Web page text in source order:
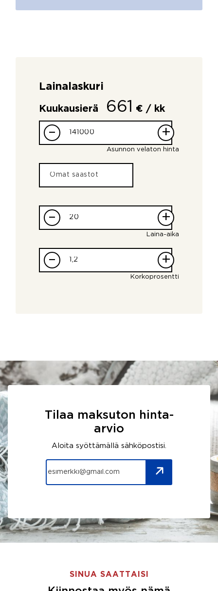
Lainalaskuri
Kuukausierä 661 € / kk
– +
Asunnon velaton hinta
– +
Laina-aika
– +
Korkoprosentti
Tilaa maksuton hinta-
arvio
Aloita syöttämällä sähköpostisi.
SINUA SAATTAISI